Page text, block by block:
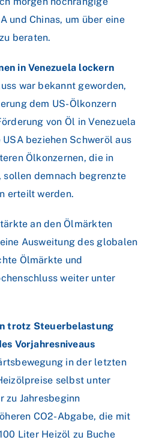
und Chinas, um über eine
beraten.
in Venezuela lockern
war bekannt geworden,
dem US-Ölkonzern
von Öl in Venezuela
beziehen Schweröl aus
Ölkonzernen, die in
sollen demnach begrenzte
erteilt werden.
an den Ölmärkten
Ausweitung des globalen
Ölmärkte und
weiter unter
trotz Steuerbelastung
Vorjahresniveaus
in der letzten
selbst unter
zu Jahresbeginn
CO2-Abgabe, die mit
Liter Heizöl zu Buche